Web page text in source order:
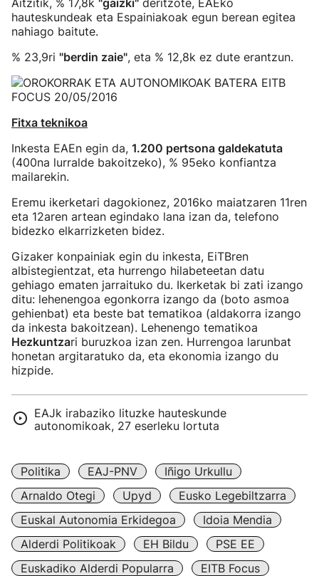
Aitzitik, % 17,8k "gaizki" deritzote, EAEko
hauteskundeak eta Espainiakoak egun berean egitea
nahiago baitute.
% 23,9ri "berdin zaie", eta % 12,8k ez dute erantzun.
Fitxa teknikoa
Inkesta EAEn egin da, 1.200 pertsona galdekatuta
(400na lurralde bakoitzeko), % 95eko konfiantza
mailarekin.
Eremu ikerketari dagokionez, 2016ko maiatzaren 11ren
eta 12aren artean egindako lana izan da, telefono
bidezko elkarrizketen bidez.
Gizaker konpainiak egin du inkesta, EiTBren
albistegientzat, eta hurrengo hilabeteetan datu
gehiago ematen jarraituko du. Ikerketak bi zati izango
ditu: lehenengoa egonkorra izango da (boto asmoa
gehienbat) eta beste bat tematikoa (aldakorra izango
da inkesta bakoitzean). Lehenengo tematikoa
Hezkuntzari buruzkoa izan zen. Hurrengoa larunbat
honetan argitaratuko da, eta ekonomia izango du
hizpide.
EAJk irabaziko lituzke hauteskunde
autonomikoak, 27 eserleku lortuta
Politika EAJ-PNV
Iñigo Urkullu
Arnaldo Otegi
Upyd
Eusko Legebiltzarra
Euskal Autonomia Erkidegoa
Idoia Mendia
Alderdi Politikoak
EH Bildu
PSE EE
Euskadiko Alderdi Popularra
EITB Focus